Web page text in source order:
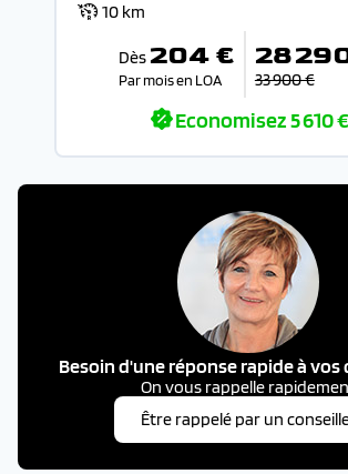
10 km
Dès 204 €
Par mois en LOA
28
33 900 €
Economisez5 610 €
Besoin d'une réponse rapide à vos
On vous rappelle
Être rappelé par un